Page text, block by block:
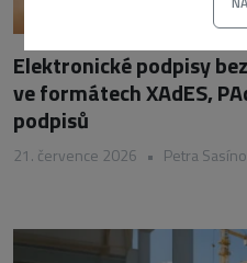
Elektronické podpisy
ve formátech XAdES,
podpisů
21. července 2026 • Petra